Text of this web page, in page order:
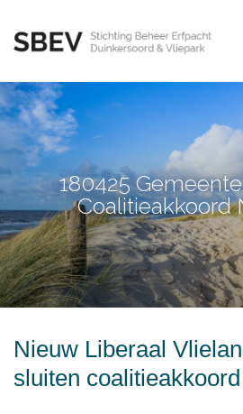
180425
Coalitieakkoord
Nieuw Liberaal
sluiten coalitieakkoord